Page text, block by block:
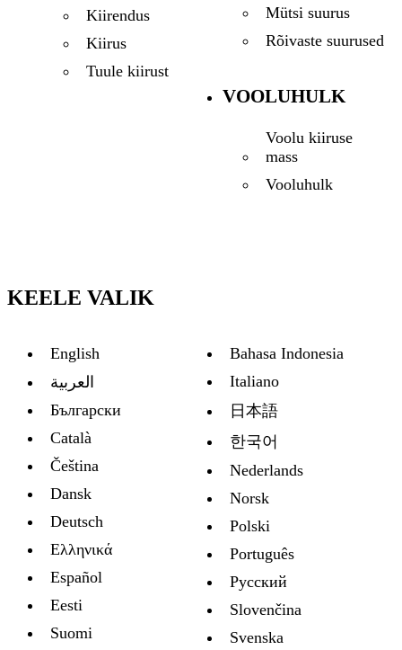
Kiirendus
Kiirus
Tuule kiirust
Mütsi suurus
Rõivaste suurused
VOOLUHULK
Voolu kiiruse
mass
Vooluhulk
KEELE VALIK
English
العربية
Български
Català
Čeština
Dansk
Deutsch
Ελληνικά
Español
Eesti
Suomi
Bahasa Indonesia
Italiano
日本語
한국어
Nederlands
Norsk
Polski
Português
Русский
Slovenčina
Svenska